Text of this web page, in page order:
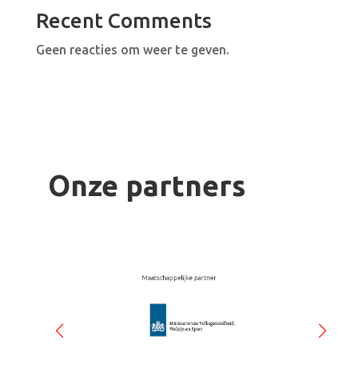
Recent Comments
Geen reacties om weer te geven.
Onze partners